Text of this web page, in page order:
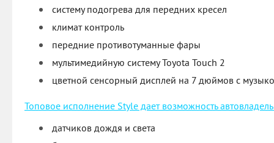
систему подогрева для передних кресел
климат контроль
передние противотуманные фары
мультимедийную систему Toyota Touch 2
цветной сенсорный дисплей на 7 дюймов с
Топовое исполнение Style дает возможность
датчиков дождя и света